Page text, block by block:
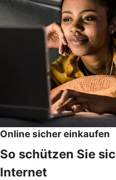
Online sicher einkaufen
So schützen Sie
Internet